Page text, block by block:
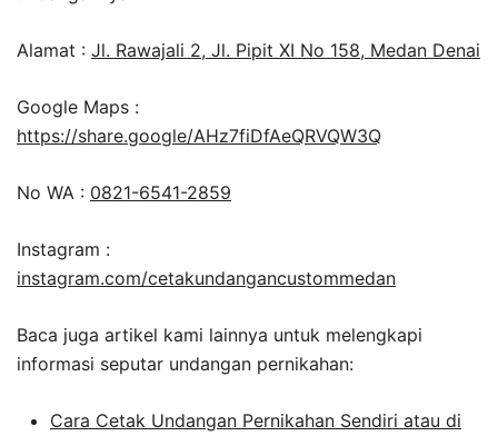
Alamat : Jl. Rawajali 2, Jl. Pipit XI No 158, Medan Denai
Google Maps :
https://share.google/AHz7fiDfAeQRVQW3Q
No WA : 0821-6541-2859
Instagram :
instagram.com/cetakundangancustommedan
Baca juga artikel kami lainnya untuk melengkapi
informasi seputar undangan pernikahan:
Cara Cetak Undangan Pernikahan Sendiri atau di